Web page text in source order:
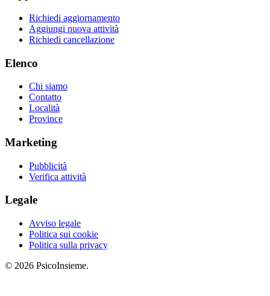
Richiedi aggiornamento
Aggiungi nuova attività
Richiedi cancellazione
Elenco
Chi siamo
Contatto
Località
Province
Marketing
Pubblicità
Verifica attività
Legale
Avviso legale
Politica sui cookie
Politica sulla privacy
© 2026 PsicoInsieme.